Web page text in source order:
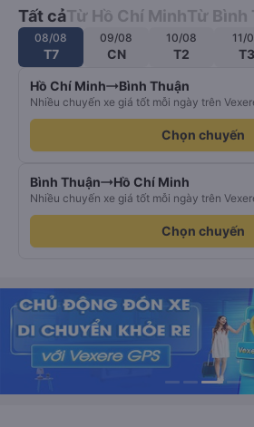
Tất cảTừ Hồ Chí MinhTừ Bình
08/08
T7
09/08
CN
10/08
T2
11/
T3
Hồ Chí Minh Bình Thuận
Nhiều chuyến xe giá tốt mỗi ngày trên
Chọn chuyến
Bình Thuận Hồ Chí Minh
Nhiều chuyến xe giá tốt mỗi ngày trên
Chọn chuyến